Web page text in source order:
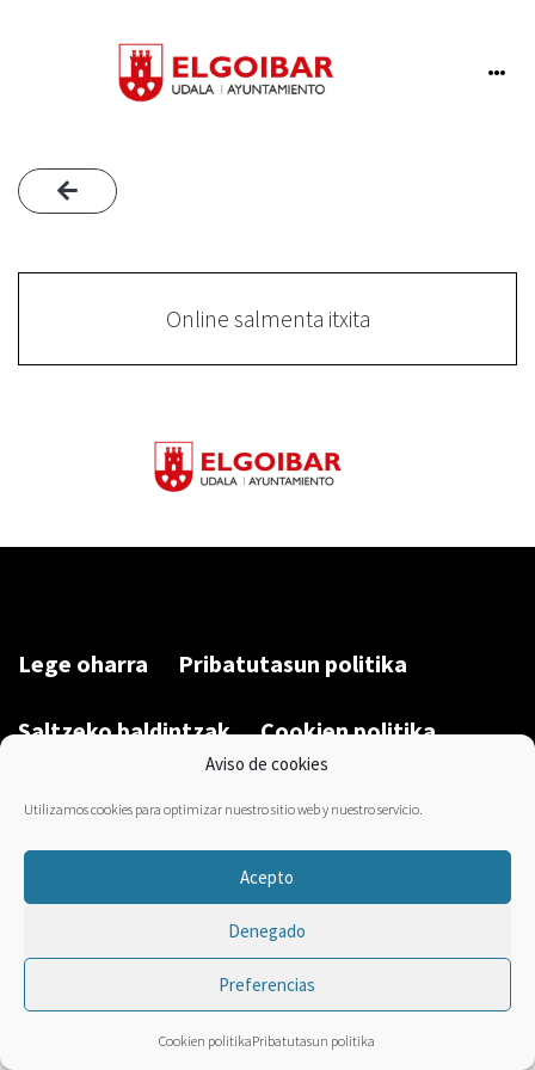
Aviso de cookies
Utilizamos cookies para optimizar nuestro sitio web y nuestro servicio.
Acepto
Denegado
Preferencias
Cookien politikaPribatutasun politika
Online salmenta itxita
Lege oharra Pribatutasun politika
Saltzeko baldintzak Cookien politika
Garatu du/Desarrollado por:Bravo Manager2026